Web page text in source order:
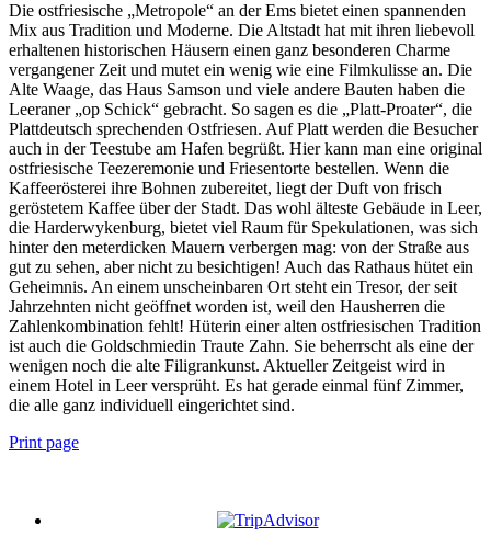
Die ostfriesische „Metropole“ an der Ems bietet einen spannenden
Mix aus Tradition und Moderne. Die Altstadt hat mit ihren liebevoll
erhaltenen historischen Häusern einen ganz besonderen Charme
vergangener Zeit und mutet ein wenig wie eine Filmkulisse an. Die
Alte Waage, das Haus Samson und viele andere Bauten haben die
Leeraner „op Schick“ gebracht. So sagen es die „Platt-Proater“, die
Plattdeutsch sprechenden Ostfriesen. Auf Platt werden die Besucher
auch in der Teestube am Hafen begrüßt. Hier kann man eine original
ostfriesische Teezeremonie und Friesentorte bestellen. Wenn die
Kaffeerösterei ihre Bohnen zubereitet, liegt der Duft von frisch
geröstetem Kaffee über der Stadt. Das wohl älteste Gebäude in Leer,
die Harderwykenburg, bietet viel Raum für Spekulationen, was sich
hinter den meterdicken Mauern verbergen mag: von der Straße aus
gut zu sehen, aber nicht zu besichtigen! Auch das Rathaus hütet ein
Geheimnis. An einem unscheinbaren Ort steht ein Tresor, der seit
Jahrzehnten nicht geöffnet worden ist, weil den Hausherren die
Zahlenkombination fehlt! Hüterin einer alten ostfriesischen Tradition
ist auch die Goldschmiedin Traute Zahn. Sie beherrscht als eine der
wenigen noch die alte Filigrankunst. Aktueller Zeitgeist wird in
einem Hotel in Leer versprüht. Es hat gerade einmal fünf Zimmer,
die alle ganz individuell eingerichtet sind.
Print page